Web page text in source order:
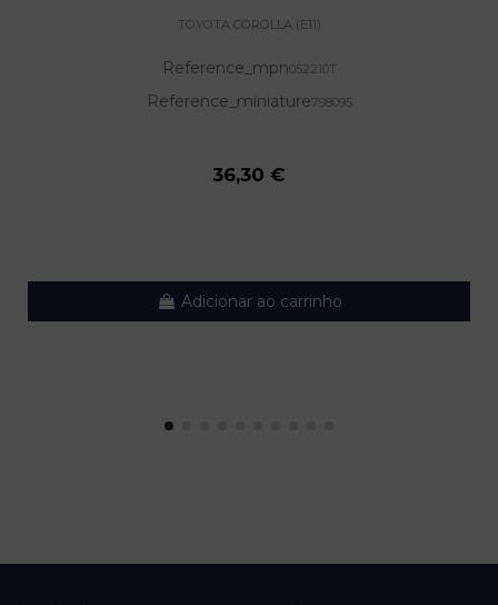
TOYOTA COROLLA (E11)
Reference_mpn052210T
Reference_miniature798095
36,30 €
Adicionar ao carrinho